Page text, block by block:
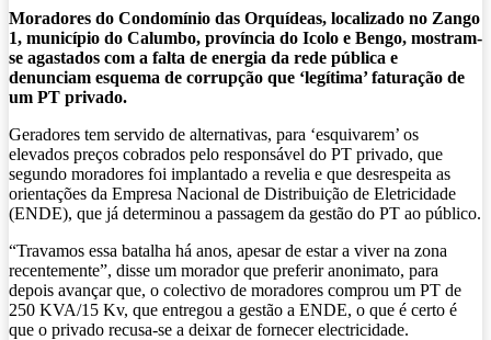
Moradores do Condomínio das Orquídeas, localizado no Zango
1, município do Calumbo, província do Icolo e Bengo, mostram-
se agastados com a falta de energia da rede pública e
denunciam esquema de corrupção que ‘legítima’ faturação de
um PT privado.
Geradores tem servido de alternativas, para ‘esquivarem’ os
elevados preços cobrados pelo responsável do PT privado, que
segundo moradores foi implantado a revelia e que desrespeita as
orientações da Empresa Nacional de Distribuição de Eletricidade
(ENDE), que já determinou a passagem da gestão do PT ao público.
“Travamos essa batalha há anos, apesar de estar a viver na zona
recentemente”, disse um morador que preferir anonimato, para
depois avançar que, o colectivo de moradores comprou um PT de
250 KVA/15 Kv, que entregou a gestão a ENDE, o que é certo é
que o privado recusa-se a deixar de fornecer electricidade.